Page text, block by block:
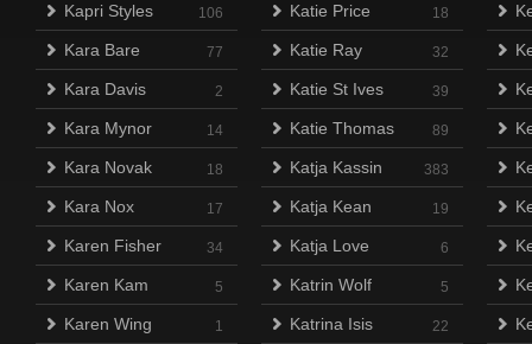
Kapri Styles 106
Kara Bare 77
Kara Davis 2
Kara Mynor 14
Kara Novak 18
Kara Nox 17
Karen Fisher 34
Karen Kam 5
Karen Wing 1
Katie Price 18
Katie Ray 32
Katie St Ives 39
Katie Thomas 89
Katja Kassin 383
Katja Kean 19
Katja Love 6
Katrin Wolf 5
Katrina Isis 22